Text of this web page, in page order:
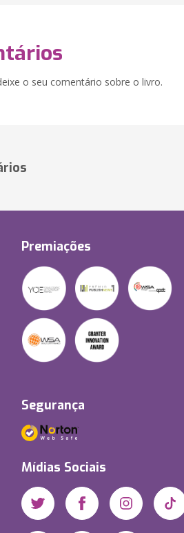
o seu comentário sobre o livro.
Premiações
Segurança
Mídias Sociais